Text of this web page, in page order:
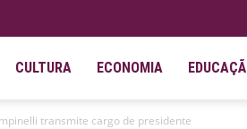
CULTURA ECONOMIA
transmite cargo de presidente